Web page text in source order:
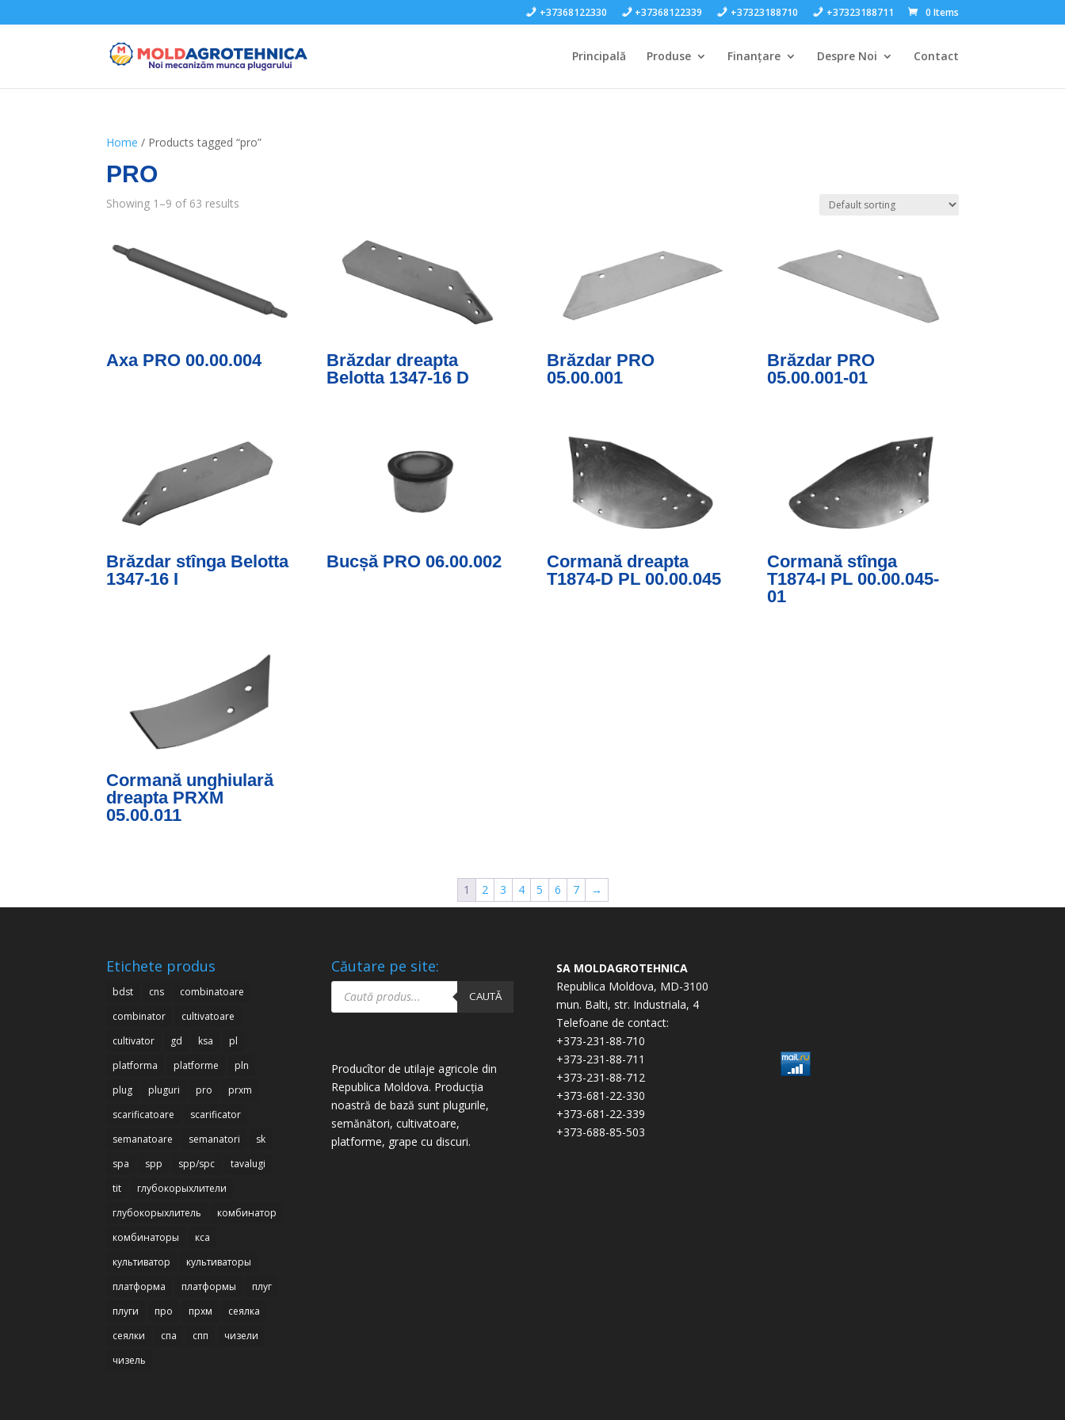
+37368122330 +37368122339 +37323188710 +37323188711 0 Items
Principală Produse Finanțare Despre Noi Contact
Home / Products tagged “pro”
PRO
Showing 1–9 of 63 results
Axa PRO 00.00.004
Brăzdar dreapta
Belotta 1347-16 D
Brăzdar PRO
05.00.001
Brăzdar PRO
05.00.001-01
Brăzdar stînga Belotta
1347-16 I
Bucșă PRO 06.00.002
Cormană dreapta
T1874-D PL 00.00.045
Cormană stînga
T1874-I PL 00.00.045-
01
Cormană unghiulară
dreapta PRXM
05.00.011
1 2 3 4 5 6 7 →
Etichete produs
bdst cns
combinatoare
combinator
cultivatoare
cultivator
gd ksa
pl
platforma
platforme
pln
plug
pluguri pro
prxm
scarificatoare
scarificator
semanatoare
semanatori
sk
spa
spp spp/spc
tavalugi
tit
глубокорыхлители
глубокорыхлитель
комбинатор
комбинаторы
кса
культиватор
культиваторы
платформа
платформы
плуг
плуги
про прхм
сеялка
сеялки
спа спп
чизели
чизель
Căutare pe site:
Products
search CAUTĂ
Producîtor de utilaje agricole din
Republica Moldova. Producția
noastră de bază sunt plugurile,
semănători, cultivatoare,
platforme, grape cu discuri.
SA MOLDAGROTEHNICA
Republica Moldova, MD-3100
mun. Balti, str. Industriala, 4
Telefoane de contact:
+373-231-88-710
+373-231-88-711
+373-231-88-712
+373-681-22-330
+373-681-22-339
+373-688-85-503